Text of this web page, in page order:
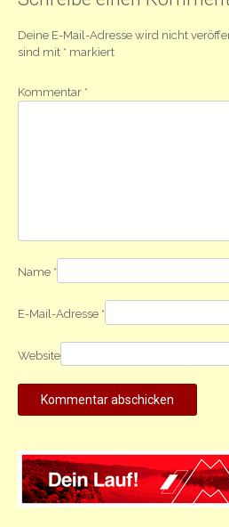
Deine E-Mail-Adresse wird nicht
sind mit * markiert
Kommentar *
Name *
E-Mail-Adresse *
Website